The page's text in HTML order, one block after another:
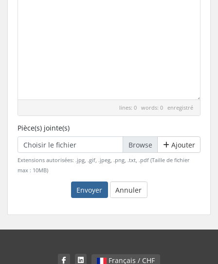
lines: 0 words: 0 enregistré
Pièce(s) jointe(s)
Choisir le fichier
Ajouter
Extensions autorisées: .jpg, .gif, .jpeg, .png, .txt, .pdf (Taille de fichier
max : 10MB)
Envoyer Annuler
Français / CHF